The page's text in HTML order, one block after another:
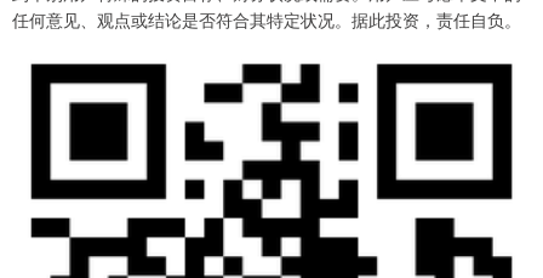
任何意见、观点或结论是否符合其特定状况。据此投资，责任自负。